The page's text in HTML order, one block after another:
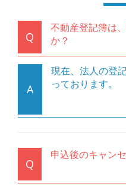
Q
不動産登記簿は
か？
A
現在、法人の登
っております。
Q
申込後のキャン